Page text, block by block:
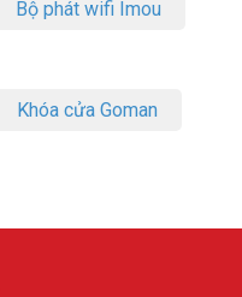
Bộ phát wifi Imou
Khóa cửa Goman